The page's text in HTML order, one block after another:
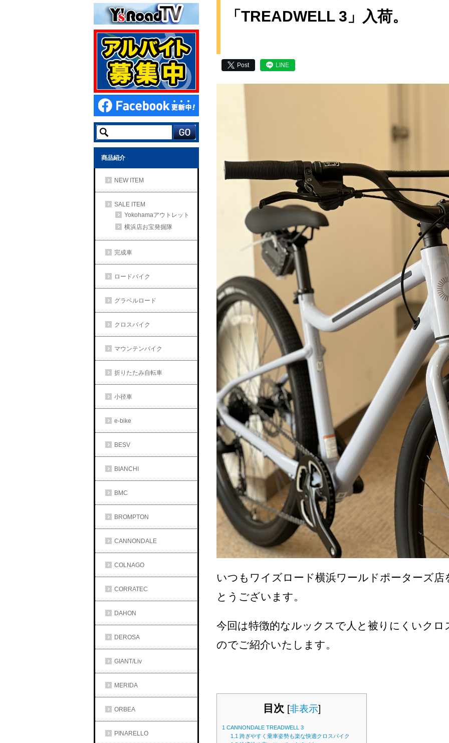
商品紹介
NEW ITEM
SALE ITEM
Yokohamaアウトレット
横浜店お宝発掘隊
完成車
ロードバイク
グラベルロード
クロスバイク
マウンテンバイク
折りたたみ自転車
小径車
e-bike
BESV
BIANCHI
BMC
BROMPTON
CANNONDALE
COLNAGO
CORRATEC
DAHON
DEROSA
GIANT/Liv
MERIDA
ORBEA
PINARELLO
「TREADWELL 3」入荷。
Post LINE
いつもワイズロード横浜ワールドポーターズ
とうございます。
今回は特徴的なルックスで人と被りにくいク
のでご紹介いたします。
目次 [非表示]
1 CANNONDALE TREADWELL 3
1.1 跨ぎやすく乗車姿勢も楽な快適クロスバイク